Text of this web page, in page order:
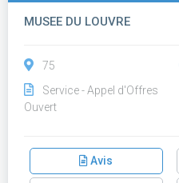
MUSEE DU LOUVRE
75
Service - Appel d'Offres
Ouvert
Avis